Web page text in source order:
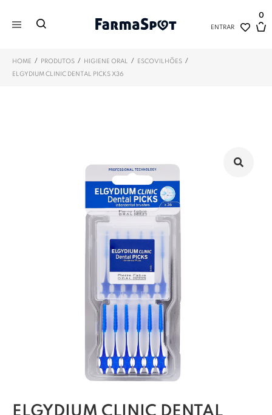
ENTRAR
0
HOME / PRODUTOS / HIGIENE ORAL / ESCOVILHÕES /
ELGYDIUM CLINIC DENTAL PICKS X36
ELGYDIUM CLINIC DENTAL